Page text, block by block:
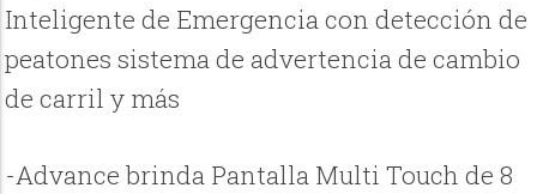
Inteligente de Emergencia con detección de
peatones sistema de advertencia de cambio
de carril y más
-Advance brinda Pantalla Multi Touch de 8